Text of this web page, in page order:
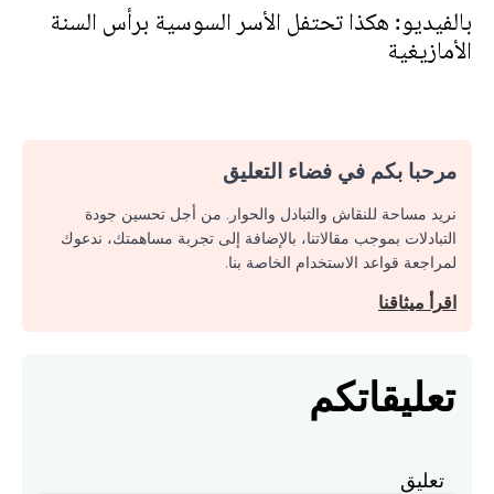
بالفيديو: هكذا تحتفل الأسر السوسية برأس السنة
الأمازيغية
مرحبا بكم في فضاء التعليق
نريد مساحة للنقاش والتبادل والحوار. من أجل تحسين جودة
التبادلات بموجب مقالاتنا، بالإضافة إلى تجربة مساهمتك، ندعوك
لمراجعة قواعد الاستخدام الخاصة بنا.
اقرأ ميثاقنا
تعليقاتكم
تعليق